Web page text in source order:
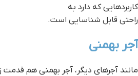
کاربردهایی که دارد به
راحتی قابل شناسایی است.
آجر بهمنی
مانند آجرهای دیگر، آجر بهمنی هم قدمت